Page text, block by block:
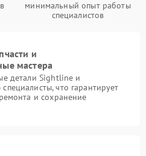
минимальный опыт работы
специалистов
и
мастера
детали Sightline и
что гарантирует
и сохранение